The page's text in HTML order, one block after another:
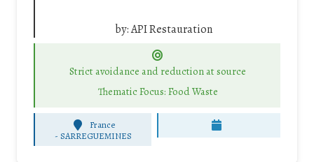
by:API Restauration
Strict avoidance and reduction at source
Thematic Focus: Food Waste
France
- SARREGUEMINES